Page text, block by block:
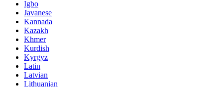
Igbo
Javanese
Kannada
Kazakh
Khmer
Kurdish
Kyrgyz
Latin
Latvian
Lithuanian